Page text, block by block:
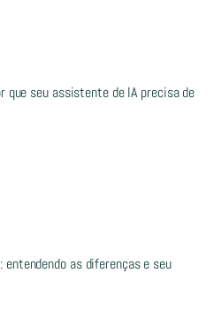
que seu assistente de IA precisa de
entendendo as diferenças e seu